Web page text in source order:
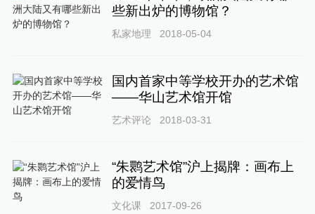
些新出炉的博物馆？
私家地理 2018-05-04
国内首家中等学校开办的艺术馆
——华山艺术馆开馆
艺术评论 2018-03-31
“朱鹮艺术馆”沪上揭牌：画布上
的爱情鸟
文化课 2017-09-26